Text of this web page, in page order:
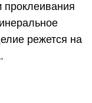
проклеивания
режется на